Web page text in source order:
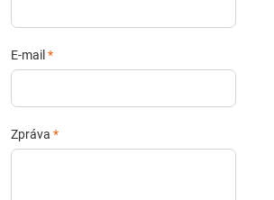
E-mail *
Zpráva *